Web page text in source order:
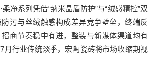
净系列凭借“纳米晶盾防护”与“绒感精控”双
污与丝绒触感构成差异竞争壁垒，终端反
商节奏稳中有进，整装与新媒体渠道均有
月行业传统淡季，宏陶瓷砖将市场收缩期视